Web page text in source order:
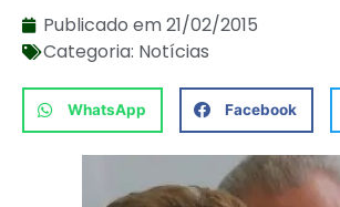
Publicado em21/02/2015
Categoria: Notícias
WhatsApp Facebook